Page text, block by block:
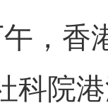
， 香
科院